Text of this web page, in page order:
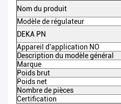
Nom du produit
Modèle de régulateur
DEKA PN
Appareil d'application NO
Description du modèle général
Marque
Poids brut
Poids net
Nombre de pièces
Certification